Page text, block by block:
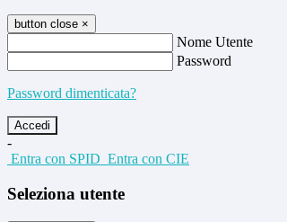
button close ×
Nome Utente
Password
Password dimenticata?
-
Entra con SPID Entra con CIE
Seleziona utente